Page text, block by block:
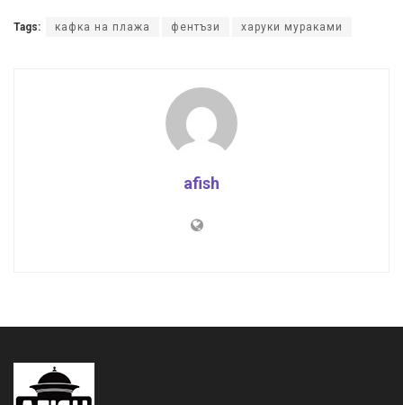
Tags: кафка на плажа фентъзи харуки мураками
afish